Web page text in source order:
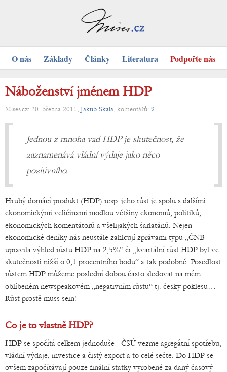
O nás Základy Články Literatura Podpořte nás
Náboženství jménem HDP
Mises.cz: 20. března 2011, Jakub Skala, komentářů: 9
Jednou z mnoha vad HDP je skutečnost, že
zaznamenává vládní výdaje jako něco
pozitivního.
Hrubý domácí produkt (HDP) resp. jeho růst je spolu s dalšími
ekonomickými veličinami modlou většiny ekonomů, politiků,
ekonomických komentátorů a všelijakých šarlatánů. Nejen
ekonomické deníky nás neustále zahlcují zprávami typu „ČNB
upravila výhled růstu HDP na 2,5%“ či „kvartální růst HDP byl ve
skutečnosti nižší o 0,1 procentního bodu“ a tak podobně. Posedlost
růstem HDP můžeme poslední dobou často sledovat na mém
oblíbeném newspeakovém „negativním růstu“ tj. česky poklesu…
Růst prostě muss sein!
Co je to vlastně HDP?
HDP se spočítá celkem jednoduše - ČSÚ vezme agregátní spotřebu,
vládní výdaje, investice a čistý export a to celé sečte. Do HDP se
ovšem započítávají pouze finální statky vyrobené za daný časový